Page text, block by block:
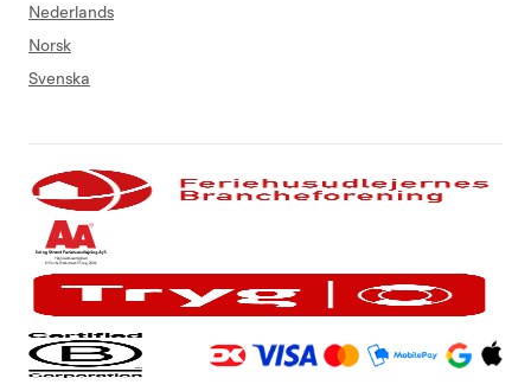
Nederlands
Norsk
Svenska